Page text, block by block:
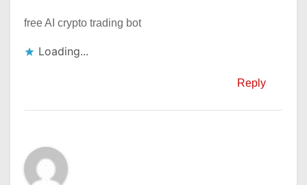
free AI crypto trading bot
Loading...
Reply